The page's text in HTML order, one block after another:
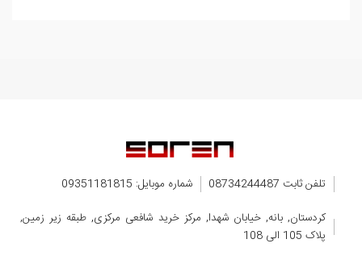
تلفن ثابت 08734244487
شماره موبایل: 09351181815
کردستان, بانه, خیابان شهدا, مرکز خرید شافعی مرکزی, طبقه زیر زمین,
پلاک 105 الی 108